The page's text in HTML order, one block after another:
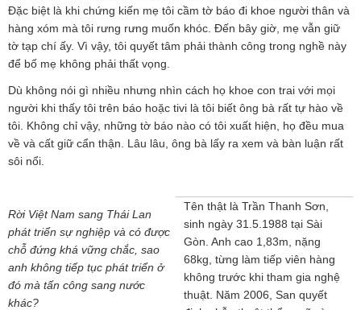
Đặc biệt là khi chứng kiến mẹ tôi cầm tờ báo đi khoe người thân và
hàng xóm mà tôi rưng rưng muốn khóc. Đến bây giờ, mẹ vẫn giữ
tờ tạp chí ấy. Vì vậy, tôi quyết tâm phải thành công trong nghề này
để bố mẹ không phải thất vọng.
Dù không nói gì nhiều nhưng nhìn cách họ khoe con trai với mọi
người khi thấy tôi trên báo hoặc tivi là tôi biết ông bà rất tự hào về
tôi. Không chỉ vậy, những tờ báo nào có tôi xuất hiện, họ đều mua
về và cất giữ cẩn thận. Lâu lâu, ông bà lấy ra xem và bàn luận rất
sôi nổi.
Tên thật là Trần Thanh Sơn,
sinh ngày 31.5.1988 tại Sài
Gòn. Anh cao 1,83m, nặng
68kg, từng làm tiếp viên hàng
không trước khi tham gia nghệ
thuật. Năm 2006, San quyết
Rời Việt Nam sang Thái Lan
phát triển sự nghiệp và có được
chỗ đứng khá vững chắc, sao
anh không tiếp tục phát triển ở
đó mà tấn công sang nước
khác?